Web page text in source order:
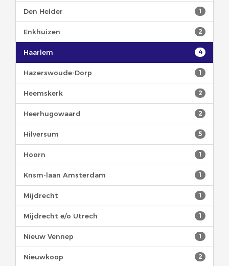
1
Den Helder
2
Enkhuizen
4
Haarlem
1
Hazerswoude-Dorp
2
Heemskerk
2
Heerhugowaard
5
Hilversum
1
Hoorn
1
Knsm-laan Amsterdam
1
Mijdrecht
1
Mijdrecht e/o Utrech
1
Nieuw Vennep
2
Nieuwkoop